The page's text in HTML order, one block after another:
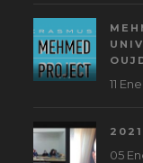
11
05